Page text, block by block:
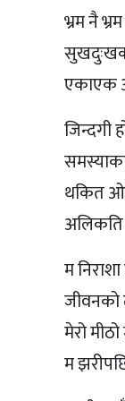
भ्रम नै
एकाएक
जिन्दगी
थकित
म
जीवनको
मेरो
म